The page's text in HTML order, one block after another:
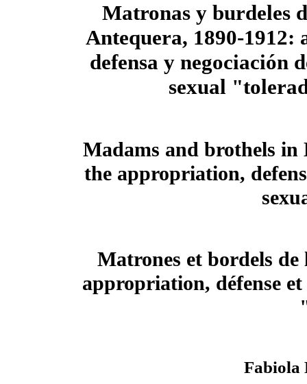
Matronas y burdeles
Antequera, 1890-1912:
defensa y negociación
sexual
Madams and brothels in
the appropriation,
Matrones et bordels
appropriation, défense
Fabiola